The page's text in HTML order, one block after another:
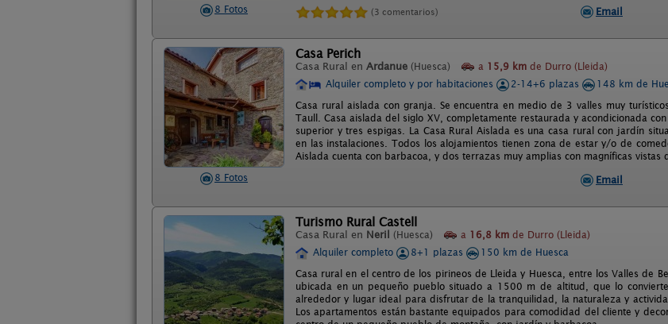
8 Fotos (3 comentarios) Email
8 Fotos
Casa Perich
Casa Rural en Ardanue (Huesca) a 15,9 km de Durro (Lleida)
Alquiler completo y por habitaciones
2-14+6 plazas
148 km de
Casa rural aislada con granja. Se encuentra en medio de 3 valles muy
Taull. Casa aislada del siglo XV, completamente restaurada y acondicionada
superior y tres espigas. La Casa Rural Aislada es una casa rural con jardín
en las instalaciones. Todos los alojamientos tienen zona de estar y/o de
Aislada cuenta con barbacoa, y dos terrazas muy amplias con magníficas vistas
Email
Turismo Rural Castell
Casa Rural en Neril (Huesca) a 16,8 km de Durro (Lleida)
Alquiler completo
8+1 plazas
150 km de Huesca
Casa rural en el centro de los pirineos de Lleida y Huesca, entre los Valles de
ubicada en un pequeño pueblo situado a 1500 m de altitud, que lo
alrededor y lugar ideal para disfrutar de la tranquilidad, la naturaleza y
Los apartamentos están bastante equipados para comodidad del cliente y